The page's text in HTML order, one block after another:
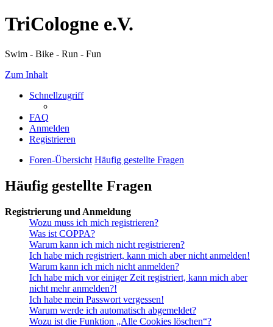
TriCologne e.V.
Swim - Bike - Run - Fun
Zum Inhalt
Schnellzugriff
FAQ
Anmelden
Registrieren
Foren-Übersicht Häufig gestellte Fragen
Häufig gestellte Fragen
Registrierung und Anmeldung
Wozu muss ich mich registrieren?
Was ist COPPA?
Warum kann ich mich nicht registrieren?
Ich habe mich registriert, kann mich aber nicht anmelden!
Warum kann ich mich nicht anmelden?
Ich habe mich vor einiger Zeit registriert, kann mich aber
nicht mehr anmelden?!
Ich habe mein Passwort vergessen!
Warum werde ich automatisch abgemeldet?
Wozu ist die Funktion „Alle Cookies löschen“?